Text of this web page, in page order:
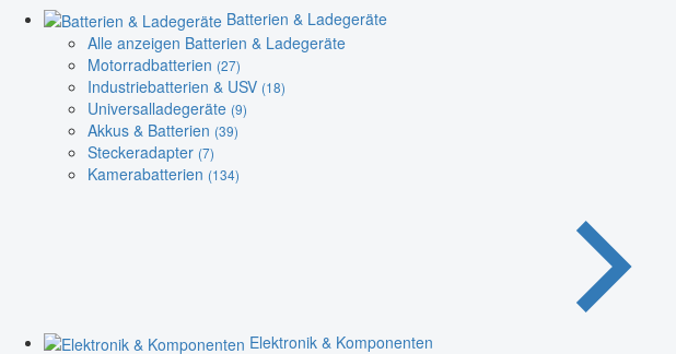
Batterien & Ladegeräte
Alle anzeigen Batterien & Ladegeräte
Motorradbatterien (27)
Industriebatterien & USV (18)
Universalladegeräte (9)
Akkus & Batterien (39)
Steckeradapter (7)
Kamerabatterien (134)
Elektronik & Komponenten